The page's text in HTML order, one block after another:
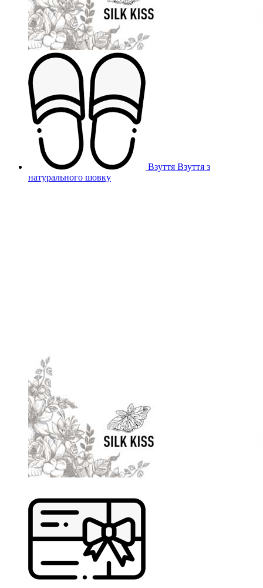
Взуття Взуття з
натурального шовку